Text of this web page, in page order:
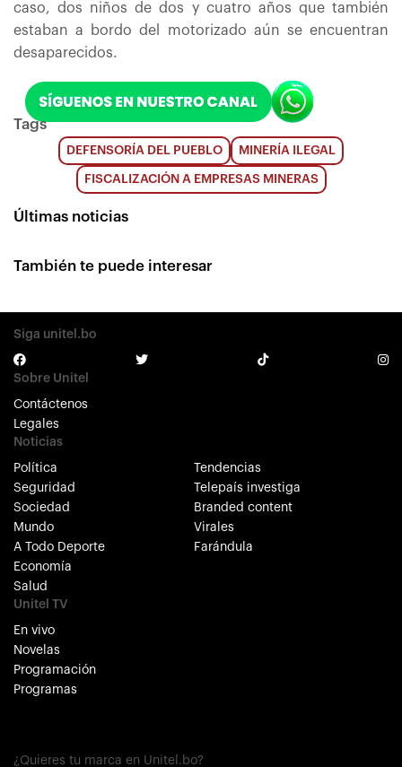
caso, dos niños de dos y cuatro años que también
estaban a bordo del motorizado aún se encuentran
desaparecidos.
Tags
DEFENSORÍA DEL PUEBLO MINERÍA ILEGAL
FISCALIZACIÓN A EMPRESAS MINERAS
Últimas noticias
También te puede interesar
Siga unitel.bo
Sobre Unitel
Contáctenos
Legales
Noticias
Política
Seguridad
Sociedad
Mundo
A Todo Deporte
Economía
Salud
Tendencias
Telepaís investiga
Branded content
Virales
Farándula
Unitel TV
En vivo
Novelas
Programación
Programas
¿Quieres tu marca en Unitel.bo?